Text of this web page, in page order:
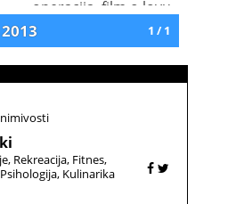
igralsko zasedbo
operacija, film o lovu
na Osamo bin Ladna,
že v naših kinih
1 / 1
Rekreacija Fitnes
Psihologija Kulinarika